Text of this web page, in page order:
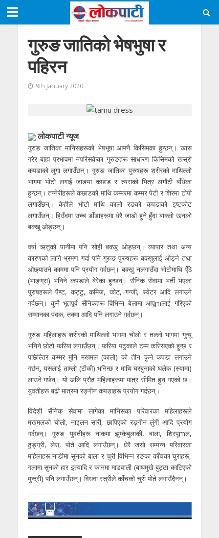
गुरुङ जातिको भेषभुषा र
पहिरन
9th January 2020
लाेकपाटी न्यूज
गुरुङ जातिका मानिसहरूको भेषभूषा आफ्नै किसिमका हुन्छन्। खास
गरेर बाह्य प्रभावमा नपरिसकेका गुरुङहरू साधारण किसिमको खस्रो
कपडाको लुगा लगाउँछन्। गुरुङ जातिका पुरुषहरू शरीरको माथिल्लो
भागमा भोटो लगाई जाङमा कछाड र त्यसको भित्र लगौंटी बाँधेका
हुन्छन्। तन्नेरीहरूले कछाडको माथि कम्मरमा कम्मर पेटी र शिरमा टोपी
लगाउँछन्। केहीले भोटो माथि कालो रङको कपडाको इष्टकोट
लगाउँछन्। हिउँदमा उच्च डाँडाहरूमा धेरै जाडो हुने हुँदा बाक्लो ऊनको
बक्खु ओड्छन्।
वर्षा ऋतुको पानीमा पनि सोही बक्खु ओड्छन्। व्यापार तथा अन्य
कारणको लागि भ्रमण गर्दा पनि गुरुङ पुरुषहरू बक्खुलाई ओड्ने तथा
ओछ्याउने काममा पनि प्रयोग गर्दछन्। बक्खु नलगाउँदा भोटोमाथि ऐँठे
(भाङ्ग्रा) भनिने कपडाले बेरेका हुन्छन्। सैनिक सेवामा भर्ती भएका
पुरुषहरूले पैण्ट, कट्टु, कमिज, कोट, गन्जी, स्वेटर आदि लगाउने
गर्दछन्। कुनै भूतपूर्व सैनिकहरू विभिन्न बेलामा आपूmलाई गरिएको
सम्मानका पदक, तक्मा आदि पनि लगाउने गर्दछन्।
गुरुङ महिलाहरू शरीरको माथिल्लो भागमा चोलो र तल्लो भागमा गुन्यू
भनिने छोटो फरिया लगाउँछन्। फरिया पटुकाले टम्म कस्सिएको हुन्छ र
पछिल्तिर कम्मर मुनि मखमल (कालो) को तीन कुने कपडा लगाउने
गर्छन्, यसलाई ताम्लो (टीकी) भनिन्छ र माथि घरबुनाको घलेक (स्यामा)
लाउने गर्छन्। यो अलि प्रौढ महिलाहरूमा मात्र सीमित हुन गएको छ।
युवतीहरू बढी मात्रमा रङ्गीन कपडाहरू प्रयोग गर्दछन्।
विदेशी सैनिक सेवामा लागेका मानिसका परिवारका महिलाहरूले
मखमलको चोलो, नाइलन सारी, छापिएको रङ्गीन लुंगी आदि प्रयोग
गर्दछन्। गुरुङ युवतीहरू नाकमा झुम्केबुलाकी, बाला, शिरपूmल,
ढुङ्ग्री, लेस, पोते आदि लगाउँछन्। धेरै जसो सम्पन्न परिवारका
महिलाहरू नाडीमा सुनको बाला र चुरी विभिन्न रङका काँचका चुराहरू,
गलामा सुनको हार इत्यादि र कानमा माडवाली (बाघमुखे बुट्टा काटिएको
मुन्द्री) पनि लगाउँछन्। विधवा स्त्रीले काँचको चुरी पोते लगाउँदैनन्।